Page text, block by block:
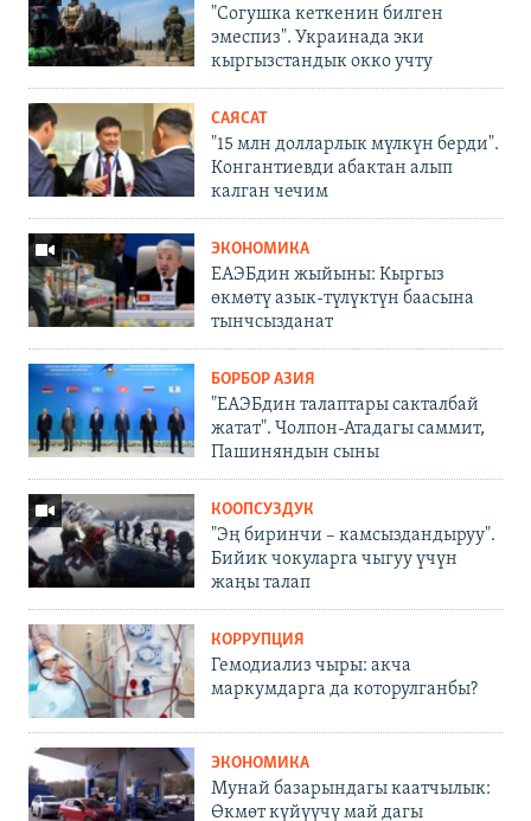
"Согушка кеткенин билген
эмеспиз". Украинада эки
кыргызстандык окко учту
САЯСАТ
"15 млн долларлык мүлкүн берди".
Конгантиевди абактан алып
калган чечим
ЭКОНОМИКА
ЕАЭБдин жыйыны: Кыргыз
өкмөтү азык-түлүктүн баасына
тынчсызданат
БОРБОР АЗИЯ
"ЕАЭБдин талаптары сакталбай
жатат". Чолпон-Атадагы саммит,
Пашиняндын сыны
КООПСУЗДУК
"Эң биринчи – камсыздандыруу".
Бийик чокуларга чыгуу үчүн
жаңы талап
КОРРУПЦИЯ
Гемодиализ чыры: акча
маркумдарга да которулганбы?
ЭКОНОМИКА
Мунай базарындагы каатчылык:
Өкмөт күйүүчү май дагы